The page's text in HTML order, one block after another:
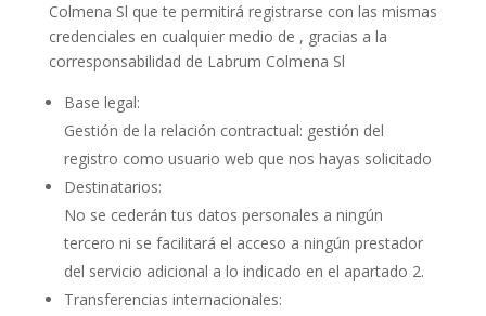
Colmena Sl que te permitirá registrarse con las mismas
credenciales en cualquier medio de , gracias a la
corresponsabilidad de Labrum Colmena Sl
Base legal:
Gestión de la relación contractual: gestión del
registro como usuario web que nos hayas solicitado
Destinatarios:
No se cederán tus datos personales a ningún
tercero ni se facilitará el acceso a ningún prestador
del servicio adicional a lo indicado en el apartado 2.
Transferencias internacionales: